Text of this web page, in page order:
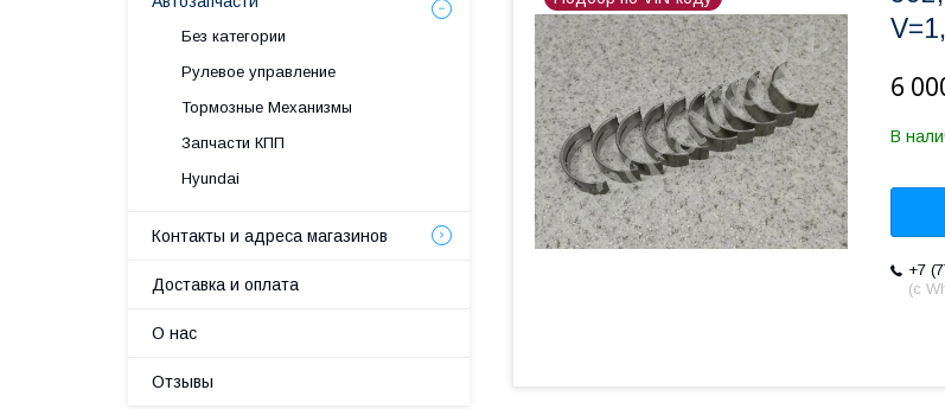
6
В
+7
(с
Без категории
Рулевое управление
Тормозные Механизмы
Запчасти КПП
Hyundai
Контакты и адреса магазинов
Доставка и оплата
О нас
Отзывы